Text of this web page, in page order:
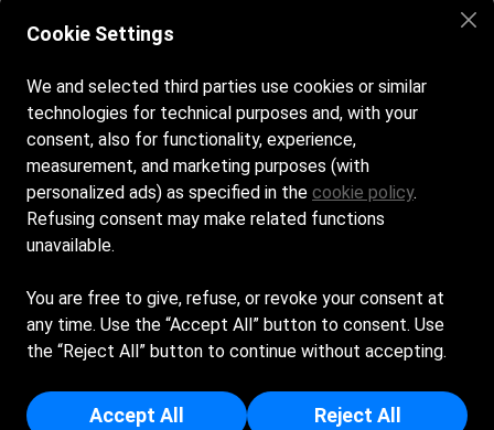
Home La spiaggia
Bar e ristorante
Attività ed eventi
Galleria Contatti
Siamo aperti tutti i giorni dalle 8:00 alle 20:00
Gbeach civitanova marche. Made with love.
Cookie Policy
Privacy Policy
G BEACH SRL - Sede Legale: LARGO 815 12 - 62029 -
TOLENTINO (MC) - Capitale Sociale Euro 10.000 - Iscritta al
registro delle imprese di Macerata - p.i/c.f: 02129720435 -
Cookie Settings
We and selected third parties use cookies or similar
technologies for technical purposes and, with your
consent, also for functionality, experience,
measurement, and marketing purposes (with
personalized ads) as specified in the cookie policy.
Refusing consent may make related functions
unavailable.
You are free to give, refuse, or revoke your consent at
any time. Use the “Accept All” button to consent. Use
the “Reject All” button to continue without accepting.
Accept All Reject All